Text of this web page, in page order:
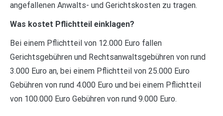
angefallenen Anwalts- und Gerichtskosten zu tragen.
Was kostet Pflichtteil einklagen?
Bei einem Pflichtteil von 12.000 Euro fallen
Gerichtsgebühren und Rechtsanwaltsgebühren von rund
3.000 Euro an, bei einem Pflichtteil von 25.000 Euro
Gebühren von rund 4.000 Euro und bei einem Pflichtteil
von 100.000 Euro Gebühren von rund 9.000 Euro.